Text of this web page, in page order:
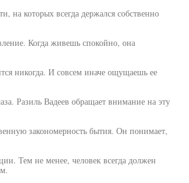
на которых всегда держался собственно
Когда живешь спокойно, она
никогда. И совсем иначе ощущаешь ее
Разиль Вадеев обращает внимание на эту
закономерность бытия. Он понимает,
Тем не менее, человек всегда должен